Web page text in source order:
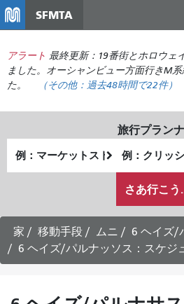
コ
ン
テ
ン
ツ
移
SFMTA
アラート 最終更新：19番街とホロウェ
ました。オーシャンビュー方面行きM
た。
（その他： 過去48時間で22件）
旅行プラン
出
発
終
了
が
ど
の
よ
う
旅
さあ行こう
家 移動手段 ムニ
6 ヘイズ/
6 ヘイズ/パルナッソス：スケジ